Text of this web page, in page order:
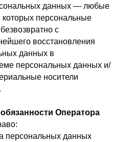
данных — любые
которых персональные
с
восстановления
данных в
персональных данных и/
носители
Оператора
персональных данных